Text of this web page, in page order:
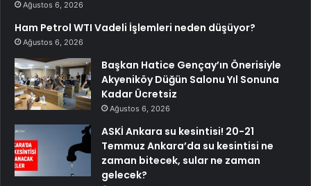
Ağustos 6, 2026
Ham Petrol WTI Vadeli İşlemleri neden düşüyor?
Ağustos 6, 2026
Başkan Hatice Gençay’ın Önerisiyle
Akyeniköy Düğün Salonu Yıl Sonuna
Kadar Ücretsiz
Ağustos 6, 2026
ASKİ Ankara su kesintisi! 20-21
Temmuz Ankara’da su kesintisi ne
zaman bitecek, sular ne zaman
gelecek?